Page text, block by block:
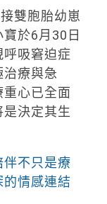
雙胞胎幼崽
寶於6月30日
吸窘迫症
療與急
心已全面
決定其生
伴不只是療
情感連結